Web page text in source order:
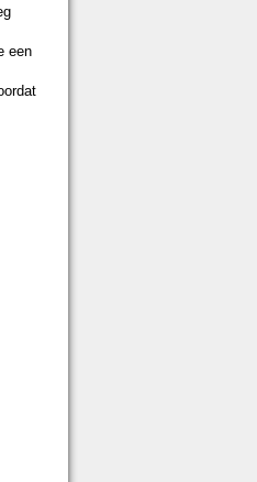
een